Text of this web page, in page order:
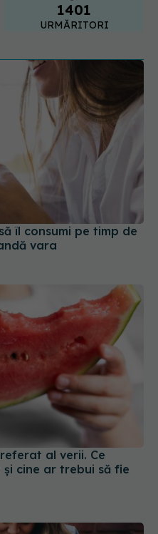
1401
URMĂRITORI
îl consumi pe timp de
vara
al verii. Ce
cine ar trebui să fie